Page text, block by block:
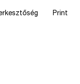
Print